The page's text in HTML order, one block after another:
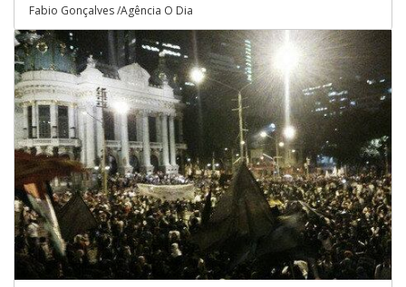
Fabio Gonçalves /Agência O Dia